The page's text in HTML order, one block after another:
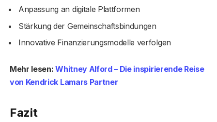
Anpassung an digitale Plattformen
Stärkung der Gemeinschaftsbindungen
Innovative Finanzierungsmodelle verfolgen
Mehr lesen:Whitney Alford – Die inspirierende Reise
von Kendrick Lamars Partner
Fazit